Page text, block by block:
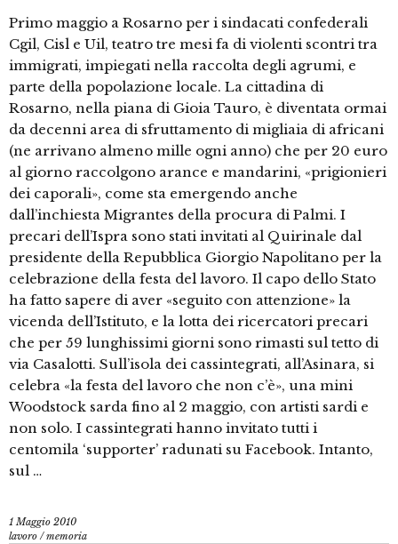
Primo maggio a Rosarno per i sindacati confederali
Cgil, Cisl e Uil, teatro tre mesi fa di violenti scontri tra
immigrati, impiegati nella raccolta degli agrumi, e
parte della popolazione locale. La cittadina di
Rosarno, nella piana di Gioia Tauro, è diventata ormai
da decenni area di sfruttamento di migliaia di africani
(ne arrivano almeno mille ogni anno) che per 20 euro
al giorno raccolgono arance e mandarini, «prigionieri
dei caporali», come sta emergendo anche
dall’inchiesta Migrantes della procura di Palmi. I
precari dell’Ispra sono stati invitati al Quirinale dal
presidente della Repubblica Giorgio Napolitano per la
celebrazione della festa del lavoro. Il capo dello Stato
ha fatto sapere di aver «seguito con attenzione» la
vicenda dell’Istituto, e la lotta dei ricercatori precari
che per 59 lunghissimi giorni sono rimasti sul tetto di
via Casalotti. Sull’isola dei cassintegrati, all’Asinara, si
celebra «la festa del lavoro che non c’è», una mini
Woodstock sarda fino al 2 maggio, con artisti sardi e
non solo. I cassintegrati hanno invitato tutti i
centomila ‘supporter’ radunati su Facebook. Intanto,
sul …
1 Maggio 2010
lavoro /memoria